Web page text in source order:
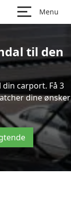
Menu
til den
carport. Få 3
dine ønsker